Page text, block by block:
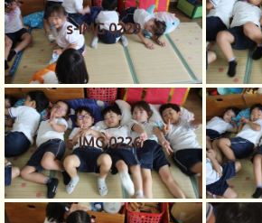
s-IMG 0229
s-IMG 0226